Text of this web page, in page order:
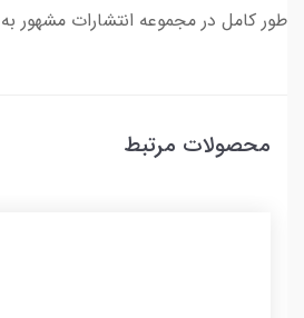
طور کامل در مجموعه انتشارات مشهور
محصولات مرتبط